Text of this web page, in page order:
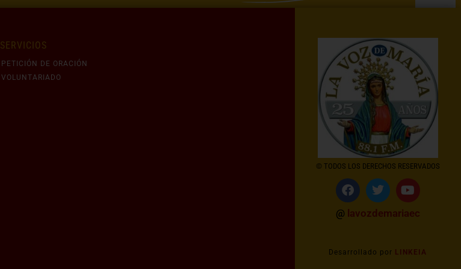
SERVICIOS
PETICIÓN DE ORACIÓN
VOLUNTARIADO
© TODOS LOS DERECHOS RESERVADOS
@ lavozdemariaec
Desarrollado por LINKEIA